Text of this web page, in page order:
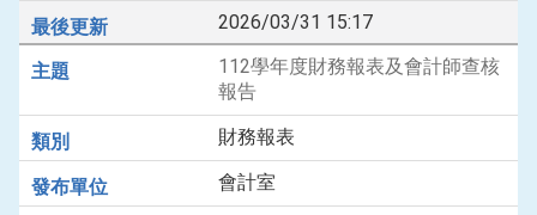
2026/03/31 15:17
112學年度財務報表及會計師查核
報告
財務報表
會計室